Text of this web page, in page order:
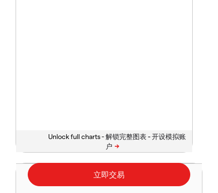
Unlock full charts -